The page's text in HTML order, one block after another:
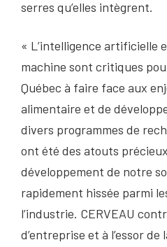
serres qu’elles intègrent.
« L’intelligence artificielle
machine sont critiques
Québec à faire face aux
alimentaire et de
divers programmes de
ont été des atouts
développement de notre
rapidement hissée parmi
l’industrie. CERVEAU
d’entreprise et à l’essor